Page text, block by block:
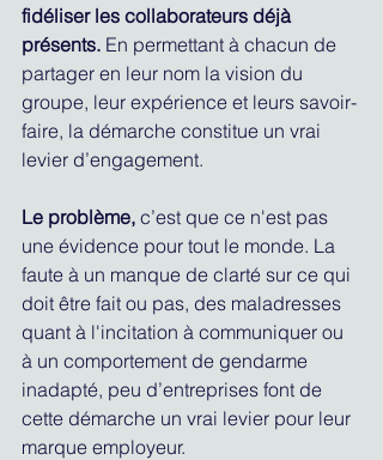
fidéliser les collaborateurs déjà
présents. En permettant à chacun de
partager en leur nom la vision du
groupe, leur expérience et leurs savoir-
faire, la démarche constitue un vrai
levier d’engagement.
Le problème, c’est que ce n'est pas
une évidence pour tout le monde. La
faute à un manque de clarté sur ce qui
doit être fait ou pas, des maladresses
quant à l'incitation à communiquer ou
à un comportement de gendarme
inadapté, peu d’entreprises font de
cette démarche un vrai levier pour leur
marque employeur.